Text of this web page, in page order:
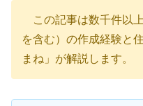
この記事は数千件以
を含む）の作成経験と
まね」が解説します。